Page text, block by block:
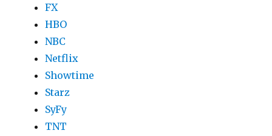
FX
HBO
NBC
Netflix
Showtime
Starz
SyFy
TNT